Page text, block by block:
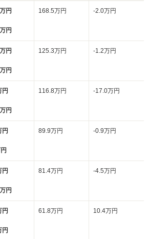
円
円
168.5万円 -2.0万円
円
円
125.3万円 -1.2万円
円
円
116.8万円 -17.0万円
円
89.9万円 -0.9万円
円
円
81.4万円 -4.5万円
円
円
61.8万円 10.4万円